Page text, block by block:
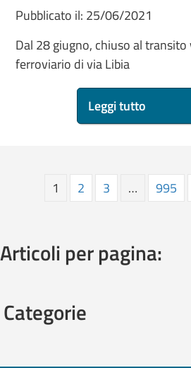
Pubblicato il: 25/06/2021
Dal 28 giugno, chiuso al
ferroviario di via Libia
Leggi tutto
1 2 3 … 995
Articoli per pagina:
Categorie